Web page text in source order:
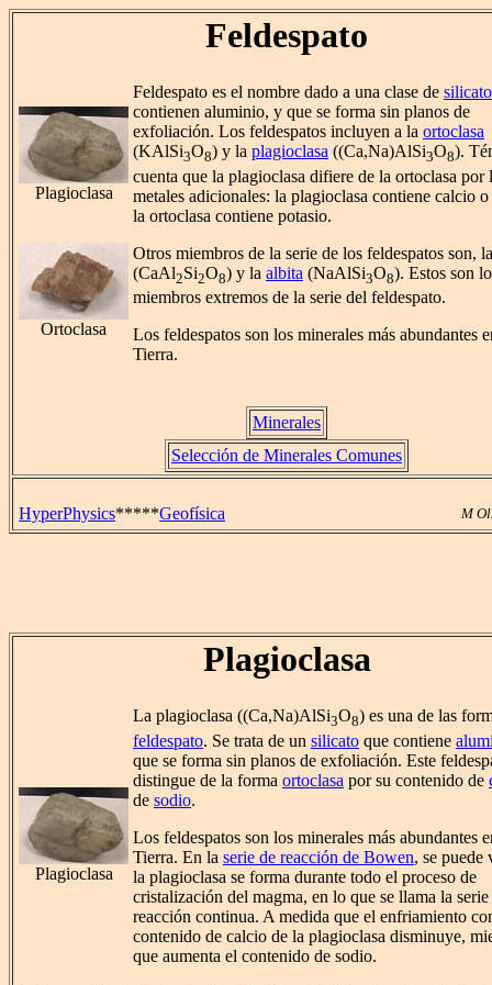
Feldespato
Plagioclasa
Ortoclasa
Feldespato es el nombre dado a una clase de
contienen aluminio, y que se forma sin planos de
exfoliación. Los feldespatos incluyen a la ortoclasa
(KAlSi3O8) y la plagioclasa ((Ca,Na)AlSi3O8).
cuenta que la plagioclasa difiere de la ortoclasa por
metales adicionales: la plagioclasa contiene calcio
la ortoclasa contiene potasio.
Otros miembros de la serie de los feldespatos son,
(CaAl2Si2O8) y la albita (NaAlSi3O8). Estos son
miembros extremos de la serie del feldespato.
Los feldespatos son los minerales más abundantes
Tierra.
Minerales
Selección de Minerales Comunes
HyperPhysics*****Geofísica M
Plagioclasa
Plagioclasa
La plagioclasa ((Ca,Na)AlSi3O8) es una de las
feldespato. Se trata de un silicato que contiene
que se forma sin planos de exfoliación. Este
distingue de la forma ortoclasa por su contenido de
de sodio.
Los feldespatos son los minerales más abundantes
Tierra. En la serie de reacción de Bowen, se puede
la plagioclasa se forma durante todo el proceso de
cristalización del magma, en lo que se llama la serie
reacción continua. A medida que el enfriamiento
contenido de calcio de la plagioclasa disminuye,
que aumenta el contenido de sodio.